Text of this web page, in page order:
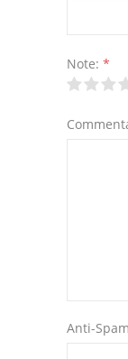
Note: *
Anti-